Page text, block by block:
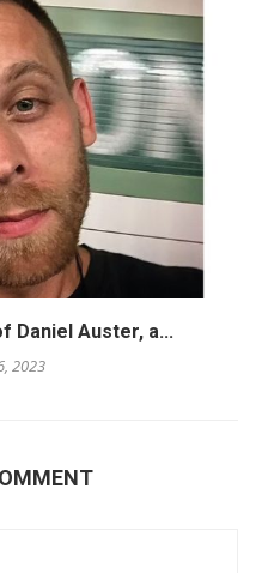
Daniel Auster, a...
2023